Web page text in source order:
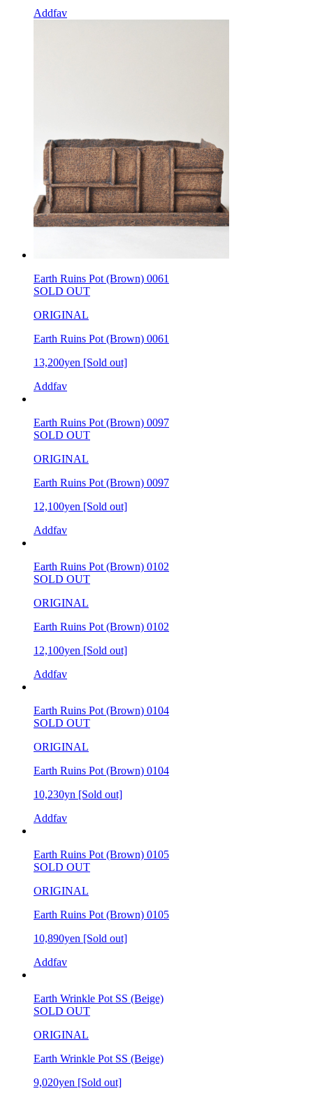
Addfav
Earth Ruins Pot (Brown) 0061
SOLD OUT
ORIGINAL
Earth Ruins Pot (Brown) 0061
13,200yen [Sold out]
Addfav
Earth Ruins Pot (Brown) 0097
SOLD OUT
ORIGINAL
Earth Ruins Pot (Brown) 0097
12,100yen [Sold out]
Addfav
Earth Ruins Pot (Brown) 0102
SOLD OUT
ORIGINAL
Earth Ruins Pot (Brown) 0102
12,100yen [Sold out]
Addfav
Earth Ruins Pot (Brown) 0104
SOLD OUT
ORIGINAL
Earth Ruins Pot (Brown) 0104
10,230yn [Sold out]
Addfav
Earth Ruins Pot (Brown) 0105
SOLD OUT
ORIGINAL
Earth Ruins Pot (Brown) 0105
10,890yen [Sold out]
Addfav
Earth Wrinkle Pot SS (Beige)
SOLD OUT
ORIGINAL
Earth Wrinkle Pot SS (Beige)
9,020yen [Sold out]